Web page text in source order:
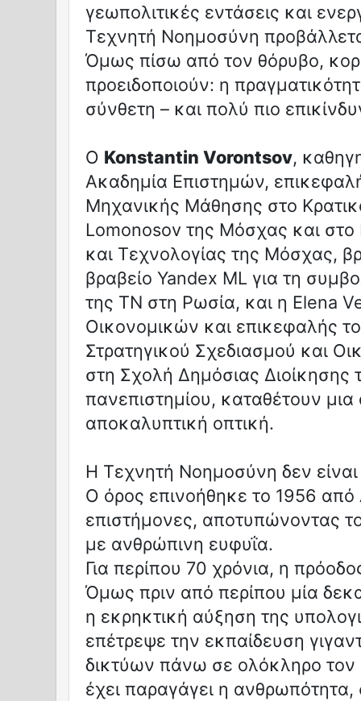
γεωπολιτικές εντάσεις και
Τεχνητή Νοημοσύνη
Όμως πίσω από τον θόρυβο,
προειδοποιούν: η
σύνθετη – και πολύ πιο
Ο Konstantin Vorontsov,
Ακαδημία Επιστημών,
Μηχανικής Μάθησης στο
Lomonosov της Μόσχας και στο
και Τεχνολογίας της Μόσχας,
βραβείο Yandex ML για τη
της ΤΝ στη Ρωσία, και η Elena
Οικονομικών και επικεφαλής
Στρατηγικού Σχεδιασμού και
στη Σχολή Δημόσιας Διοίκησης
πανεπιστημίου, καταθέτουν
αποκαλυπτική οπτική.
Η Τεχνητή Νοημοσύνη δεν είναι
Ο όρος επινοήθηκε το 1956 από
επιστήμονες, αποτυπώνοντας
με ανθρώπινη ευφυΐα.
Για περίπου 70 χρόνια, η
Όμως πριν από περίπου μία
η εκρηκτική αύξηση της
επέτρεψε την εκπαίδευση
δικτύων πάνω σε ολόκληρο
έχει παραγάγει η ανθρωπότητα,